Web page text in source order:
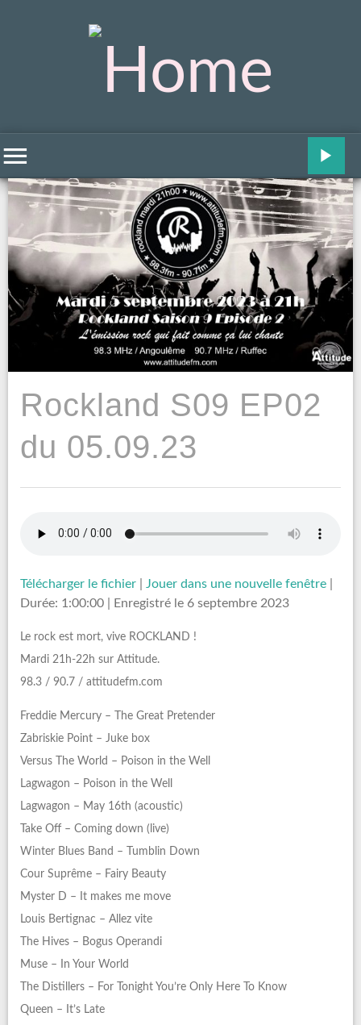
Rockland S09 EP02
du 05.09.23
Télécharger le fichier Jouer dans une nouvelle fenêtre
Durée: 1:00:00
Enregistré le 6 septembre 2023
Le rock est mort, vive ROCKLAND !
Mardi 21h-22h sur Attitude.
98.3 / 90.7 / attitudefm.com
Freddie Mercury – The Great Pretender
Zabriskie Point – Juke box
Versus The World – Poison in the Well
Lagwagon – Poison in the Well
Lagwagon – May 16th (acoustic)
Take Off – Coming down (live)
Winter Blues Band – Tumblin Down
Cour Suprême – Fairy Beauty
Myster D – It makes me move
Louis Bertignac – Allez vite
The Hives – Bogus Operandi
Muse – In Your World
The Distillers – For Tonight You’re Only Here To Know
Queen – It’s Late